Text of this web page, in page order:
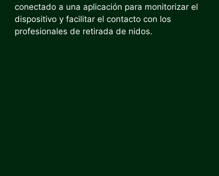
conectado a una aplicación para monitorizar el
dispositivo y facilitar el contacto con los
profesionales de retirada de nidos.